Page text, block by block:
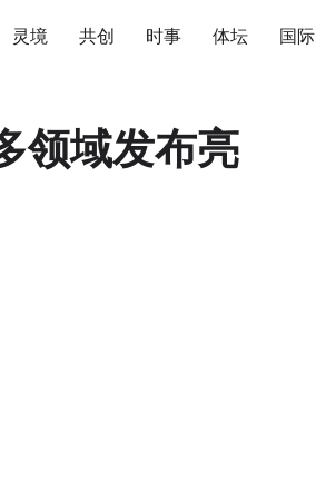
灵境 共创 时事 体坛 国际
领域发布亮